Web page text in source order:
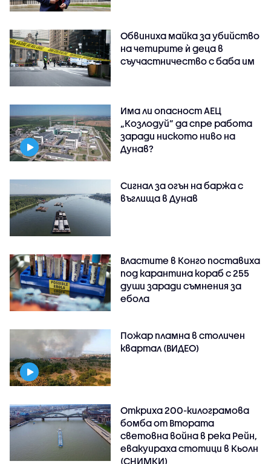
Обвиниха майка за убийство
на четирите ѝ деца в
съучастничество с баба им
Има ли опасност АЕЦ
„Козлодуй” да спре работа
заради ниското ниво на
Дунав?
Сигнал за огън на баржа с
въглища в Дунав
Властите в Конго поставиха
под карантина кораб с 255
души заради съмнения за
ебола
Пожар пламна в столичен
квартал (ВИДЕО)
Откриха 200-килограмова
бомба от Втората
световна война в река Рейн,
евакуираха стотици в Кьолн
(СНИМКИ)